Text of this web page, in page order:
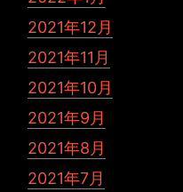
2021年12月
2021年11月
2021年10月
2021年9月
2021年8月
2021年7月